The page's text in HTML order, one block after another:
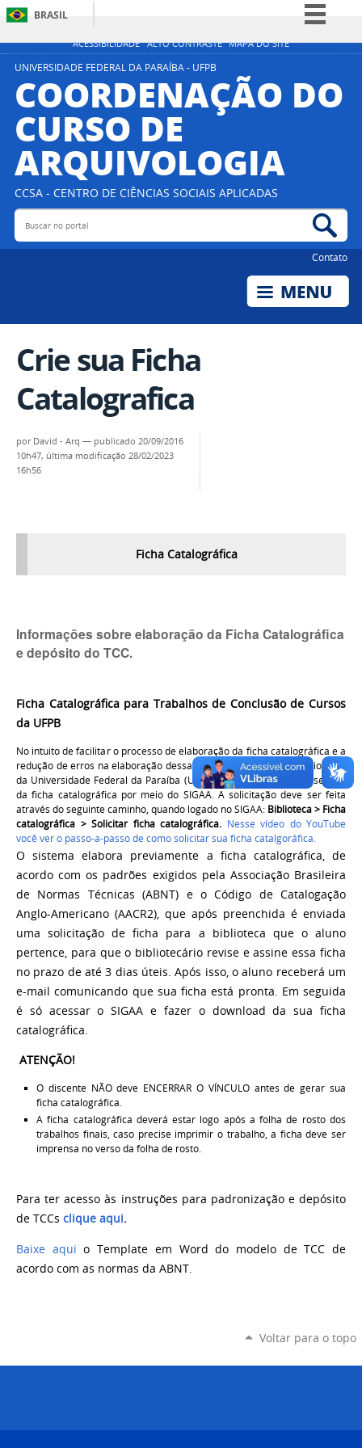
ACESSIBILIDADE ALTO CONTRASTE MAPA DO SITE
BRASIL
Simplifique!
Participe
Acesso à informação
Canais
UNIVERSIDADE FEDERAL DA PARAÍBA - UFPB
COORDENAÇÃO DO
CURSO DE
ARQUIVOLOGIA
CCSA - CENTRO DE CIÊNCIAS SOCIAIS APLICADAS
Buscar no portal
Contato
Crie sua Ficha
Catalografica
por David - Arq — publicado 20/09/2016
10h47, última modificação 28/02/2023
16h56
Ficha Catalográfica
Informações sobre elaboração da Ficha Catalográfica
e depósito do TCC.
Ficha Catalográfica para Trabalhos de Conclusão de Cursos
da UFPB
No intuito de facilitar o processo de elaboração da ficha catalográfica e a
redução de erros na elaboração dessas fichas. o Sistema de Bibliotecas
da Universidade Federal da Paraíba (UFPB) passou a oferecer o serviço
da ficha catalográfica por meio do SIGAA. A solicitação deve ser feita
através do seguinte caminho, quando logado no SIGAA: Biblioteca > Ficha
catalográfica > Solicitar ficha catalográfica. Nesse vídeo do YouTube
você ver o passo-a-passo de como solicitar sua ficha catalgoráfica.
O sistema elabora previamente a ficha catalográfica, de
acordo com os padrões exigidos pela Associação Brasileira
de Normas Técnicas (ABNT) e o Código de Catalogação
Anglo-Americano (AACR2), que após preenchida é enviada
uma solicitação de ficha para a biblioteca que o aluno
pertence, para que o bibliotecário revise e assine essa ficha
no prazo de até 3 dias úteis. Após isso, o aluno receberá um
e-mail comunicando que sua ficha está pronta. Em seguida
é só acessar o SIGAA e fazer o download da sua ficha
catalográfica.
ATENÇÃO!
O discente NÃO deve ENCERRAR O VÍNCULO antes de gerar sua
ficha catalográfica.
A ficha catalográfica deverá estar logo após a folha de rosto dos
trabalhos finais, caso precise imprimir o trabalho, a ficha deve ser
imprensa no verso da folha de rosto.
Para ter acesso às instruções para padronização e depósito
de TCCs clique aqui.
Baixe aqui o Template em Word do modelo de TCC de
acordo com as normas da ABNT.
Voltar para o topo